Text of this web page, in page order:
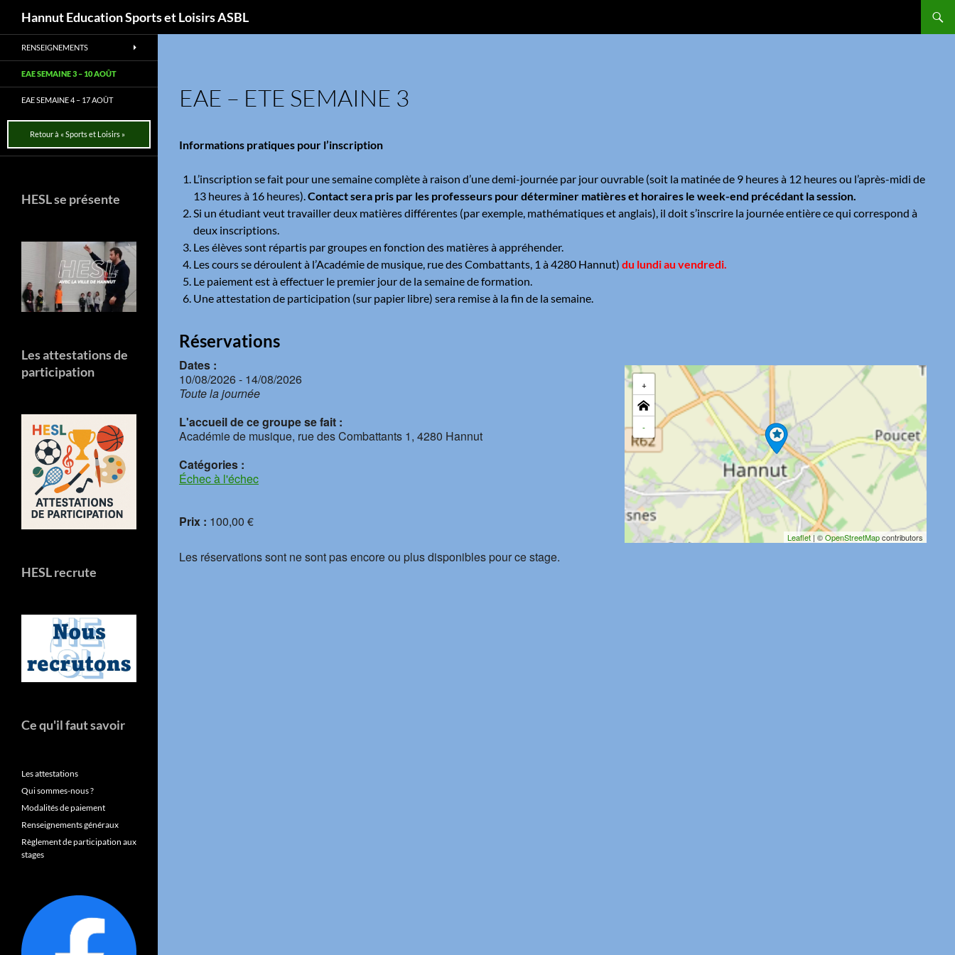
Aller
au
contenu
Hannut Education Sports et Loisirs ASBL
EAE – ETE SEMAINE 3
Informations pratiques pour l’inscription
L’inscription se fait pour une semaine complète à raison d’une demi-journée par jour ouvrable (soit la matinée de 9 heures à 12 heures ou l’après-midi de
13 heures à 16 heures).Contact sera pris par les professeurs pour déterminer matières et horaires le week-end précédant la session.
Si un étudiant veut travailler deux matières différentes (par exemple, mathématiques et anglais), il doit s’inscrire la journée entière ce qui correspond à
deux inscriptions.
Les élèves sont répartis par groupes en fonction des matières à appréhender.
Les cours se déroulent à l’Académie de musique, rue des Combattants, 1 à 4280 Hannut) du lundi au vendredi.
Le paiement est à effectuer le premier jour de la semaine de formation.
Une attestation de participation (sur papier libre) sera remise à la fin de la semaine.
Réservations
+
-
Leaflet| ©OpenStreetMapcontributors
Dates :
10/08/2026 - 14/08/2026
Toute la journée
L'accueil de ce groupe se fait :
Académie de musique, rue des Combattants 1, 4280 Hannut
Catégories :
Échec à l'échec
Prix : 100,00 €
Les réservations sont ne sont pas encore ou plus disponibles pour ce stage.
RENSEIGNEMENTS
EAE SEMAINE 3 – 10 AOÛT
EAE SEMAINE 4 – 17 AOÛT
Retour à « Sports et Loisirs »
HESL se présente
Les attestations de
participation
HESL recrute
Ce qu'il faut savoir
Les attestations
Qui sommes-nous ?
Modalités de paiement
Renseignements généraux
Règlement de participation aux
stages